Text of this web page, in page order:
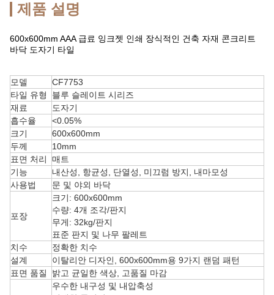
제품 설명
600x600mm AAA 급료 잉크젯 인쇄 장식적인 건축 자재 콘크리트
바닥 도자기 타일
모델
CF7753
타일 ​​유형
블루 슬레이트 시리즈
재료
도자기
흡수율
<0.05%
크기
600x600mm
두께
10mm
표면 처리
매트
기능
내산성, 항균성, 단열성, 미끄럼 방지, 내마모성
사용법
문 및 야외 바닥
포장
크기: 600x600mm
수량: 4개 조각/판지
무게: 32kg/판지
표준 판지 및 나무 팔레트
치수
정확한 치수
설계
이탈리안 디자인, 600x600mm용 9가지 랜덤 패턴
표면 품질
밝고 균일한 색상, 고품질 마감
우수한 내구성 및 내압축성